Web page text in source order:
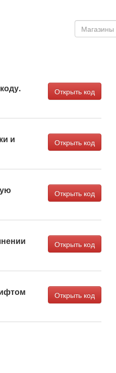
Открыть код
и
Открыть код
Открыть код
Открыть код
Открыть код